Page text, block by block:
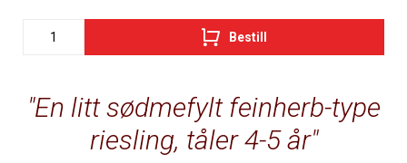
En litt sødmefylt feinherb-type
riesling, tåler 4-5 år
Bestill